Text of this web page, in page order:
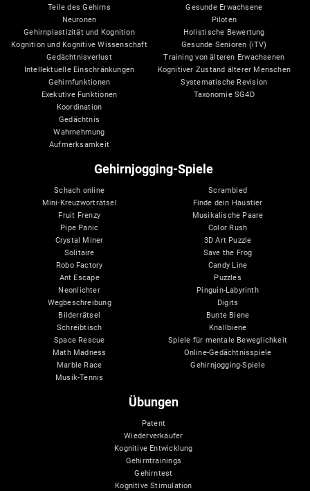
Teile des Gehirns
Neuronen
Gehirnplastizität und Kognition
Kognition und Kognitive Wissenschaft
Gedächtnisverlust
Intellektuelle Einschränkungen
Gehirnfunktionen
Exekutive Funktionen
Koordination
Gedächtnis
Wahrnehmung
Aufmerksamkeit
Gesunde Erwachsene
Piloten
Holistische Bewertung
Gesunde Senioren (iTV)
Training von älteren Erwachsenen
Kognitiver Zustand älterer Menschen
Systematische Revision
Taxonomie SG4D
Gehirnjogging-Spiele
Schach online
Mini-Kreuzworträtsel
Fruit Frenzy
Pipe Panic
Crystal Miner
Solitaire
Robo Factory
Ant Escape
Neonlichter
Wegbeschreibung
Bilderrätsel
Schreibtisch
Space Rescue
Math Madness
Marble Race
Musik-Tennis
Scrambled
Finde dein Haustier
Musikalische Paare
Color Rush
3D Art Puzzle
Save the Frog
Candy Line
Puzzles
Pinguin-Labyrinth
Digits
Bunte Biene
Knallbiene
Spiele für mentale Beweglichkeit
Online-Gedächtnisspiele
Gehirnjogging-Spiele
Übungen
Patent
Wiederverkäufer
Kognitive Entwicklung
Gehirntrainings
Gehirntest
Kognitive Stimulation